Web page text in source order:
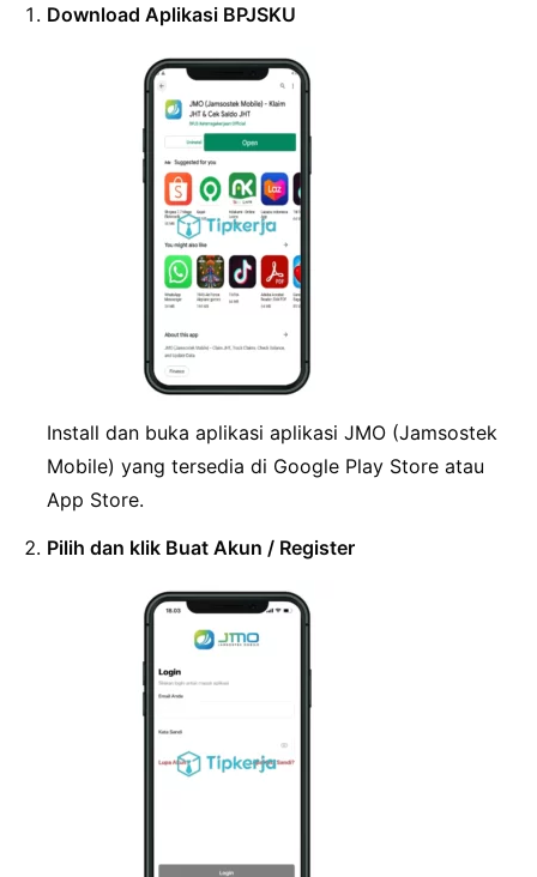
Download Aplikasi BPJSKU
Install dan buka aplikasi aplikasi JMO (Jamsostek
Mobile) yang tersedia di Google Play Store atau
App Store.
Pilih dan klik Buat Akun / Register